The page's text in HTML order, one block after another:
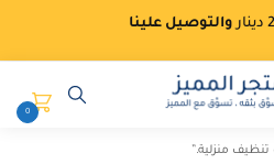
والتوصيل علينا
0
منزلية.”